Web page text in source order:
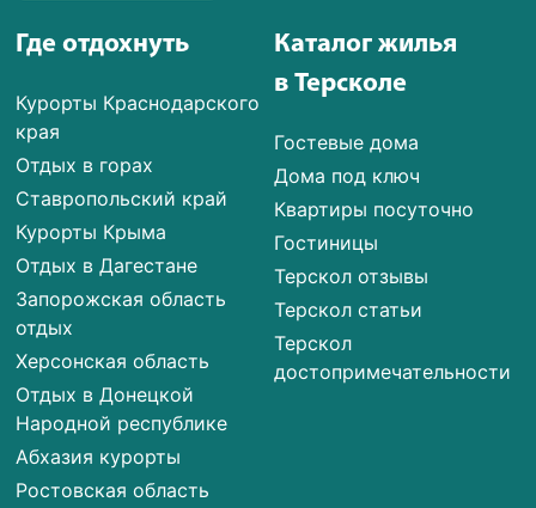
Где отдохнуть
Курорты Краснодарского
края
Отдых в горах
Ставропольский край
Курорты Крыма
Отдых в Дагестане
Запорожская область
отдых
Херсонская область
Отдых в Донецкой
Народной республике
Абхазия курорты
Ростовская область
Каталог жилья
в Терсколе
Гостевые дома
Дома под ключ
Квартиры посуточно
Гостиницы
Терскол отзывы
Терскол статьи
Терскол
достопримечательности